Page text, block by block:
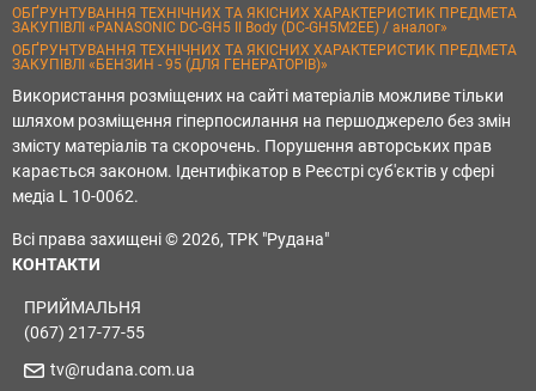
ОБҐРУНТУВАННЯ ТЕХНІЧНИХ ТА ЯКІСНИХ ХАРАКТЕРИСТИК ПРЕДМЕТА
ЗАКУПІВЛІ «PANASONIC DC-GH5 II Body (DC-GH5M2EE) / аналог»
ОБҐРУНТУВАННЯ ТЕХНІЧНИХ ТА ЯКІСНИХ ХАРАКТЕРИСТИК ПРЕДМЕТА
ЗАКУПІВЛІ «БЕНЗИН - 95 (ДЛЯ ГЕНЕРАТОРІВ)»
Використання розміщених на сайті матеріалів можливе тільки
шляхом розміщення гіперпосилання на першоджерело без змін
змісту матеріалів та скорочень. Порушення авторських прав
карається законом. Ідентифікатор в Реєстрі суб'єктів у сфері
медіа L 10-0062.
Всі права захищені © 2026, ТРК "Рудана"
КОНТАКТИ
ПРИЙМАЛЬНЯ
(067) 217-77-55
tv@rudana.com.ua